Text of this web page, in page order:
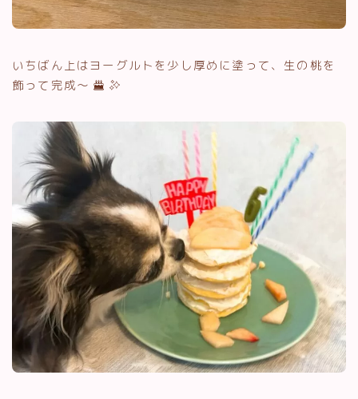
いちばん上はヨーグルトを少し厚めに塗って、生の桃を
飾って完成〜